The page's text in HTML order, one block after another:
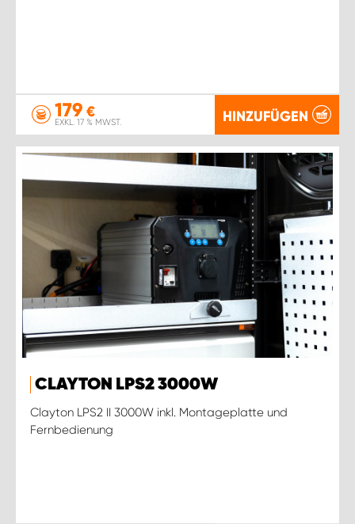
179 €
EXKL. 17 % MWST. HINZUFÜGEN
CLAYTON LPS2 3000W
Clayton LPS2 II 3000W inkl. Montageplatte und
Fernbedienung